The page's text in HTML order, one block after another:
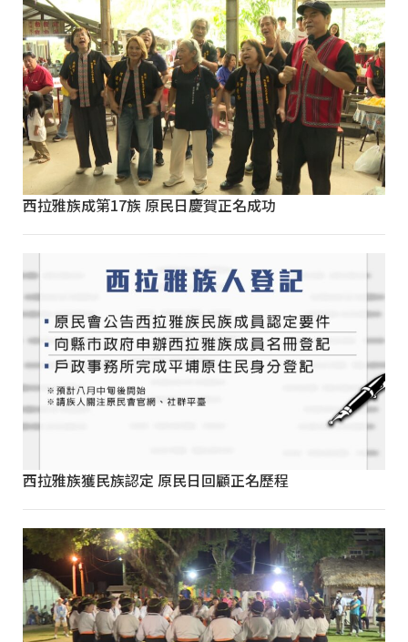
西拉雅族成第17族 原民日慶賀正名成功
西拉雅族獲民族認定 原民日回顧正名歷程